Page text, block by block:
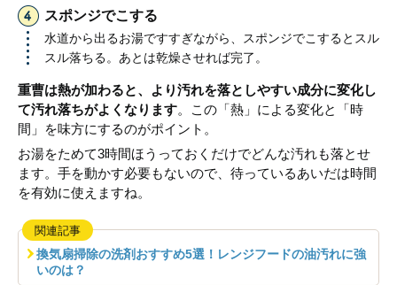
スポンジでこする
水道から出るお湯ですすぎながら、スポンジでこするとスル
スル落ちる。あとは乾燥させれば完了。
重曹は熱が加わると、より汚れを落としやすい成分に変化し
て汚れ落ちがよくなります。この「熱」による変化と「時
間」を味方にするのがポイント。
お湯をためて3時間ほうっておくだけでどんな汚れも落とせ
ます。手を動かす必要もないので、待っているあいだは時間
を有効に使えますね。
関連記事
換気扇掃除の洗剤おすすめ5選！レンジフードの油汚れに強
いのは？